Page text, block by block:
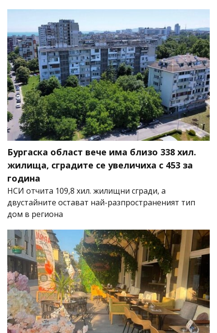
Бургаска област вече има близо 338 хил.
жилища, сградите се увеличиха с 453 за
година
НСИ отчита 109,8 хил. жилищни сгради, а
двустайните остават най-разпространеният тип
дом в региона